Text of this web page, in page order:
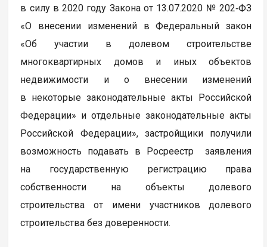
в силу в 2020 году Закона от 13.07.2020 № 202‑ФЗ
«О внесении изменений в Федеральный закон
«Об участии в долевом строительстве
многоквартирных домов и иных объектов
недвижимости и о внесении изменений
в некоторые законодательные акты Российской
Федерации» и отдельные законодательные акты
Российской Федерации», застройщики получили
возможность подавать в Росреестр заявления
на государственную регистрацию права
собственности на объекты долевого
строительства от имени участников долевого
строительства без доверенности.